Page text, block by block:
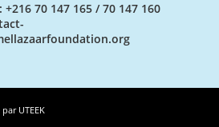
+216 70 147 165 / 70 147 160
par UTEEK